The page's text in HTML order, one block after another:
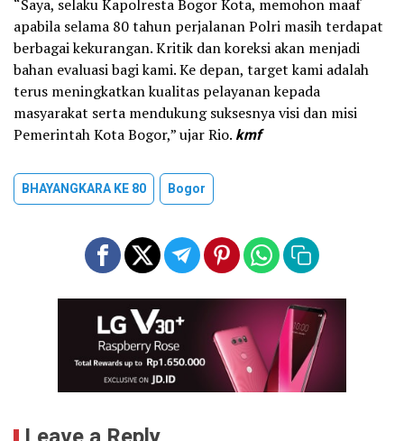
“Saya, selaku Kapolresta Bogor Kota, memohon maaf
apabila selama 80 tahun perjalanan Polri masih terdapat
berbagai kekurangan. Kritik dan koreksi akan menjadi
bahan evaluasi bagi kami. Ke depan, target kami adalah
terus meningkatkan kualitas pelayanan kepada
masyarakat serta mendukung suksesnya visi dan misi
Pemerintah Kota Bogor,” ujar Rio. kmf
BHAYANGKARA KE 80 Bogor